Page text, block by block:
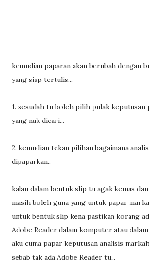
kemudian paparan akan berubah dengan
yang siap tertulis...
1. sesudah tu boleh pilih pulak keputusan
yang nak dicari...
2. kemudian tekan pilihan bagaimana
dipaparkan..
kalau dalam bentuk slip tu agak kemas
masih boleh guna yang untuk papar
untuk bentuk slip kena pastikan korang
Adobe Reader dalam komputer atau
aku cuma papar keputusan analisis
sebab tak ada Adobe Reader tu...